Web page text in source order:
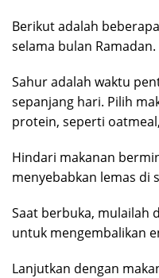
Berikut adalah
selama bulan Ramadan.
Sahur adalah waktu
sepanjang hari. Pilih
protein, seperti
Hindari makanan
menyebabkan lemas di
Saat berbuka, mulailah
untuk mengembalikan
Lanjutkan dengan